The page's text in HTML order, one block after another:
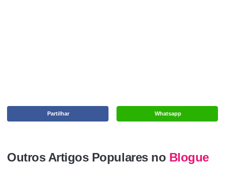
Whatsapp
Partilhar
Outros Artigos Populares no Blogue